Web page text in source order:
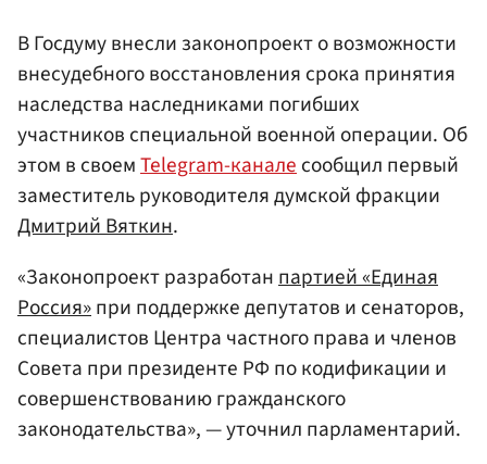
В Госдуму внесли законопроект о возможности
внесудебного восстановления срока принятия
наследства наследниками погибших
участников специальной военной операции. Об
этом в своемTelegram-каналесообщил первый
заместитель руководителя думской фракции
Дмитрий Вяткин.
«Законопроект разработанпартией «Единая
Россия»при поддержке депутатов и сенаторов,
специалистов Центра частного права и членов
Совета при президенте РФ по кодификации и
совершенствованию гражданского
законодательства», — уточнил парламентарий.